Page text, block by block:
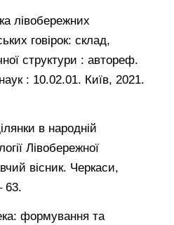
лівобережних
говірок: склад,
структури : автореф.
: 10.02.01. Київ, 2021.
в народній
Лівобережної
вісник. Черкаси,
63.
формування та